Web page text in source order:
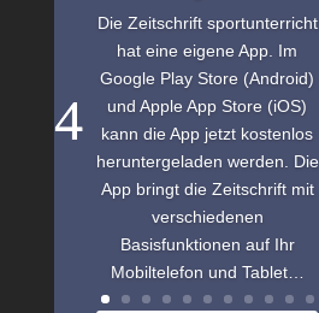
Die Zeitschrift sportunterricht
hat eine eigene App. Im
Google Play Store (Android)
und Apple App Store (iOS)
kann die App jetzt kostenlos
heruntergeladen werden. Die
App bringt die Zeitschrift mit
verschiedenen
Basisfunktionen auf Ihr
Mobiltelefon und Tablet…